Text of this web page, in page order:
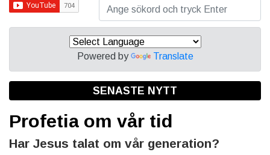
Powered by Translate
SENASTE NYTT
Profetia om vår tid
Har Jesus talat om vår generation?